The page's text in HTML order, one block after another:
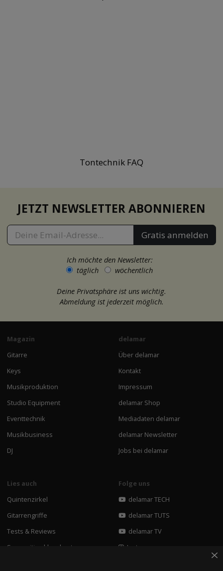
Tontechnik FAQ
JETZT NEWSLETTER ABONNIEREN
Gratis anmelden
Ich möchte den Newsletter:
täglich
wöchentlich
Deine Privatsphäre ist uns wichtig.
Abmeldung ist jederzeit möglich.
Magazin
Gitarre
Keys
Musikproduktion
Studio Equipment
Eventtechnik
Musikbusiness
DJ
delamar
Über delamar
Kontakt
Impressum
delamar Shop
Mediadaten delamar
delamar Newsletter
Jobs bei delamar
Lies auch
Quintenzirkel
Gitarrengriffe
Tests & Reviews
Songwriting klangkost
Folge uns
delamar TECH
delamar TUTS
delamar TV
Instagram